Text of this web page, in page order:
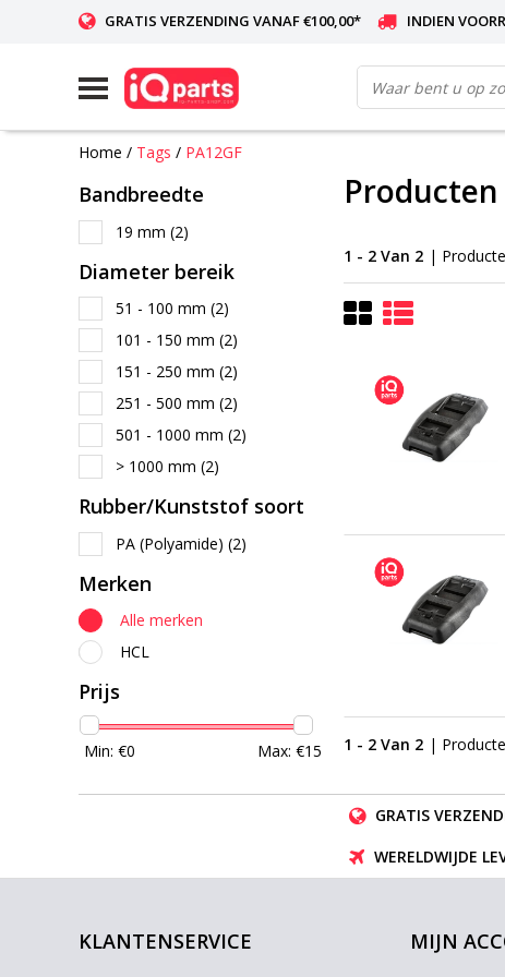
GRATIS VERZENDING VANAF €100,00* INDIEN
Home / Tags / PA12GF
Bandbreedte
19 mm (2)
Diameter bereik
51 - 100 mm (2)
101 - 150 mm (2)
151 - 250 mm (2)
251 - 500 mm (2)
501 - 1000 mm (2)
> 1000 mm (2)
Rubber/Kunststof soort
PA (Polyamide) (2)
Merken
Alle merken
HCL
Prijs
Min: €0 Max: €15
1 - 2 Van 2 |
1 - 2 Van 2 |
GRATIS
WERELDWIJDE
KLANTENSERVICE MIJN